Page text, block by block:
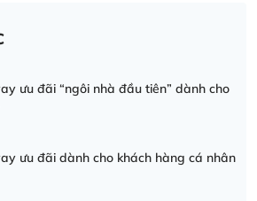
ưu đãi “ngôi nhà đầu tiên” dành cho
ưu đãi dành cho khách hàng cá nhân